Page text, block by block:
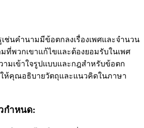
นคํานามมีข้อตกลงเรื่องเพศและจํานวน
ที่พวกเขาแก้ไขและต้องยอมรับในเพศ
ามเข้าใจรูปแบบและกฎสําหรับข้อตก
ห้คุณอธิบายวัตถุและแนวคิดในภาษา
กําหนด: